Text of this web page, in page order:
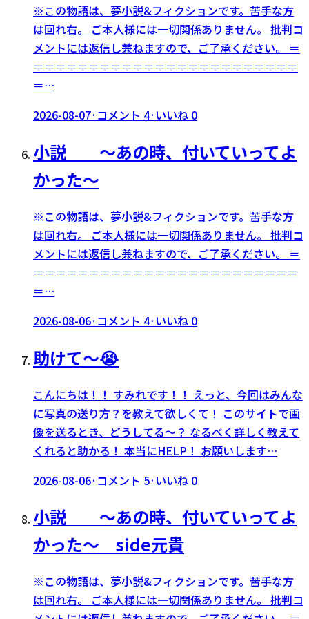
※この物語は、夢小説&フィクションです。苦手な方
は回れ右。 ご本人様には一切関係ありません。 批判コ
メントには返信し兼ねますので、ご了承ください。 ＝
＝＝＝＝＝＝＝＝＝＝＝＝＝＝＝＝＝＝＝＝＝＝＝＝
＝…
2026-08-07· コメント 4· いいね 0
小説 〜あの時、付いていってよ
かった〜
※この物語は、夢小説&フィクションです。苦手な方
は回れ右。 ご本人様には一切関係ありません。 批判コ
メントには返信し兼ねますので、ご了承ください。 ＝
＝＝＝＝＝＝＝＝＝＝＝＝＝＝＝＝＝＝＝＝＝＝＝＝
＝…
2026-08-06· コメント 4· いいね 0
助けて〜😭
こんにちは！！ すみれです！！ えっと、今回はみんな
に写真の送り方？を教えて欲しくて！ このサイトで画
像を送るとき、どうしてる〜？ なるべく詳しく教えて
くれると助かる！ 本当にHELP！ お願いします…
2026-08-06· コメント 5· いいね 0
小説 〜あの時、付いていってよ
かった〜 side元貴
※この物語は、夢小説&フィクションです。苦手な方
は回れ右。 ご本人様には一切関係ありません。 批判コ